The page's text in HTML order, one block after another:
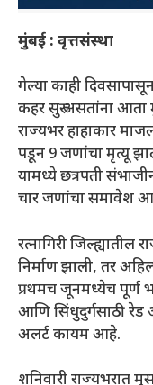
मुंबई : वृत्तसंस्था
गेल्या काही
कहर सुरु असतांना आता
राज्यभर हाहाकार
पडून 9 जणांचा मृत्यू
यामध्ये छत्रपती
चार जणांचा समावेश
रत्नागिरी
निर्माण झाली, तर
प्रथमच जूनमध्येच पूर्ण
आणि सिंधुदुर्गसाठी
अलर्ट कायम आहे.
शनिवारी राज्यभरात